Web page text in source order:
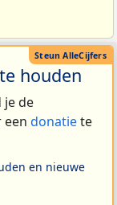
houden
je de
een donatiete
en nieuwe